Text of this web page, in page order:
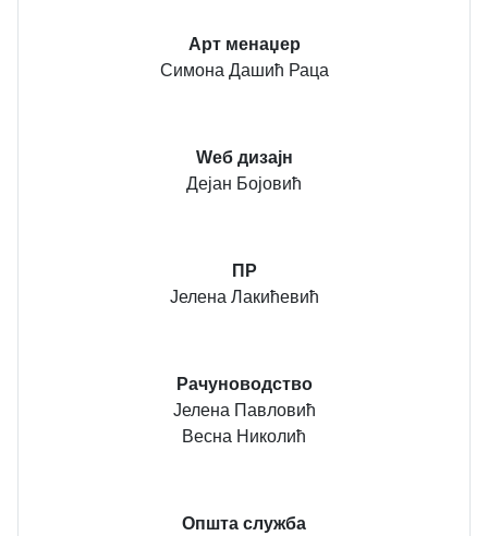
Арт менаџер
Симона Дашић Раца
Wеб дизајн
Дејан Бојовић
ПР
Јелена Лакићевић
Рачуноводство
Јелена Павловић
Весна Николић
Општа служба